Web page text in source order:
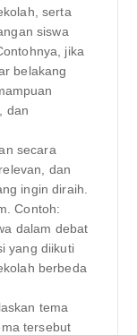
serta
siswa
jika
belakang
dan
secara
dan
ingin diraih.
Contoh:
dalam debat
yang diikuti
berbeda
tema
tersebut